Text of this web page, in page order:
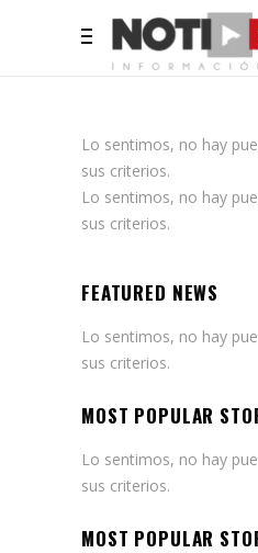
Lo sentimos, no hay
sus criterios.
Lo sentimos, no hay
sus criterios.
FEATURED NEWS
Lo sentimos, no hay
sus criterios.
MOST POPULAR
Lo sentimos, no hay
sus criterios.
MOST POPULAR